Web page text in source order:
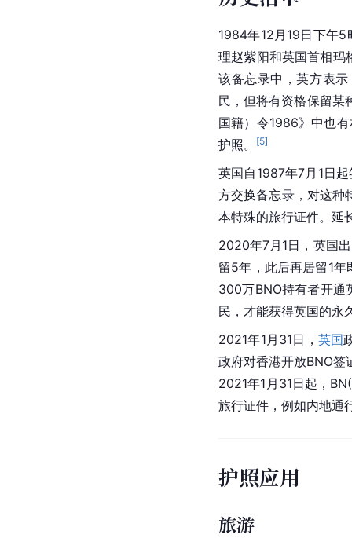
1984年12月19日下午
理赵紫阳和英国首相玛
该备忘录中，英方表
民，但将有资格保留某
国籍）令1986》中也
护照。
[5]
英国自1987年7月1日
方交换备忘录，对这种
本特殊的旅行证件。延
2020年7月1日，英国
留5年，此后再居留1
300万BNO持有者开通
民，才能获得英国的永
2021年1月31日， 英国
政府对香港开放BNO
2021年1月31日起，
旅行证件，例如内地通
护照应用
旅游